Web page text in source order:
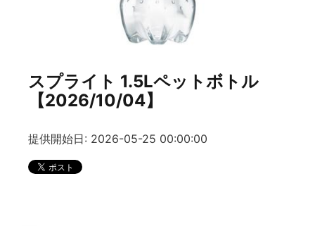
スプライト 1.5Lペットボトル
【2026/10/04】
提供開始日: 2026-05-25 00:00:00